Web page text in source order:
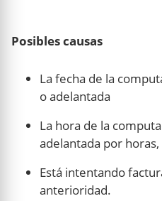
Posibles causas
La fecha de la
o adelantada
La hora de la
adelantada por
Está intentando
anterioridad.